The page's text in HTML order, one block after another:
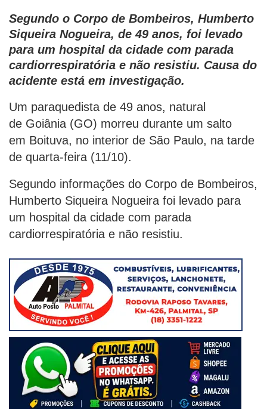
Segundo o Corpo de Bombeiros, Humberto
Siqueira Nogueira, de 49 anos, foi levado
para um hospital da cidade com parada
cardiorrespiratória e não resistiu. Causa do
acidente está em investigação.
Um paraquedista de 49 anos, natural
de Goiânia (GO) morreu durante um salto
em Boituva, no interior de São Paulo, na tarde
de quarta-feira (11/10).
Segundo informações do Corpo de Bombeiros,
Humberto Siqueira Nogueira foi levado para
um hospital da cidade com parada
cardiorrespiratória e não resistiu.